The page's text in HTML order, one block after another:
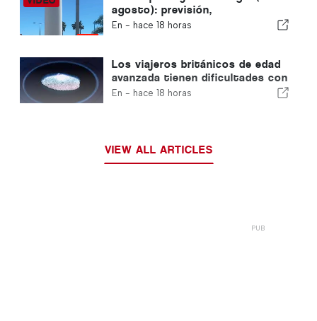
agosto): previsión,
temperaturas y qué se puede
En - hace 18 horas
Los viajeros británicos de edad
avanzada tienen dificultades con
los nuevos controles de huellas
En - hace 18 horas
VIEW ALL ARTICLES